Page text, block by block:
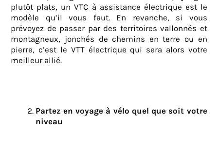
plutôt plats, un VTC à assistance électrique est le
modèle qu’il vous faut. En revanche, si vous
prévoyez de passer par des territoires vallonnés et
montagneux, jonchés de chemins en terre ou en
pierre, c’est le VTT électrique qui sera alors votre
meilleur allié.
Partez en voyage à vélo quel que soit votre
niveau